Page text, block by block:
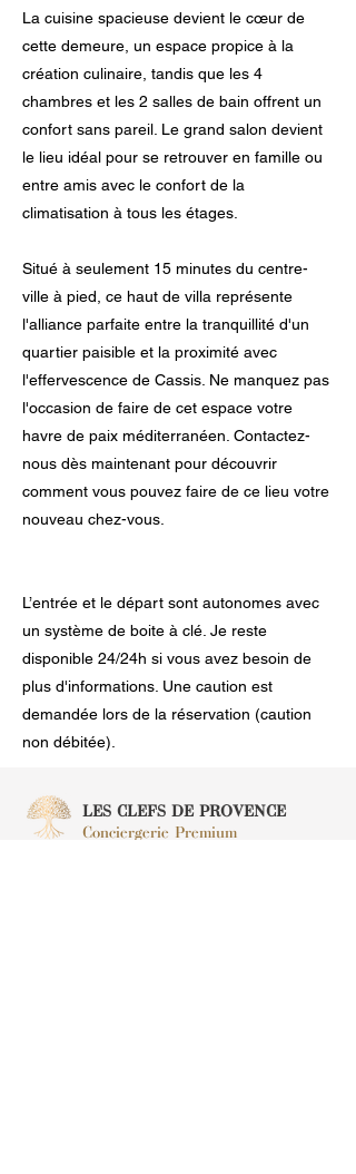
La cuisine spacieuse devient le cœur de
cette demeure, un espace propice à la
création culinaire, tandis que les 4
chambres et les 2 salles de bain offrent un
confort sans pareil. Le grand salon devient
le lieu idéal pour se retrouver en famille ou
entre amis avec le confort de la
climatisation à tous les étages.
Situé à seulement 15 minutes du centre-
ville à pied, ce haut de villa représente
l'alliance parfaite entre la tranquillité d'un
quartier paisible et la proximité avec
l'effervescence de Cassis. Ne manquez pas
l'occasion de faire de cet espace votre
havre de paix méditerranéen. Contactez-
nous dès maintenant pour découvrir
comment vous pouvez faire de ce lieu votre
nouveau chez-vous.
L’entrée et le départ sont autonomes avec
un système de boite à clé. Je reste
disponible 24/24h si vous avez besoin de
plus d'informations. Une caution est
demandée lors de la réservation (caution
non débitée).
LES CLEFS DE PROVENCE
Conciergerie Premium